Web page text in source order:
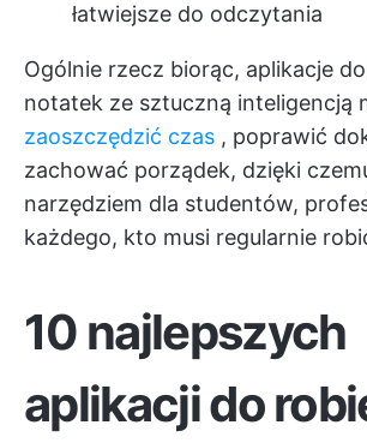
łatwiejsze do odczytania
Ogólnie rzecz biorąc, aplikacje
notatek ze sztuczną inteligencją
zaoszczędzić czas , poprawić
zachować porządek, dzięki
narzędziem dla studentów,
każdego, kto musi regularnie
10 najlepszych
aplikacji do